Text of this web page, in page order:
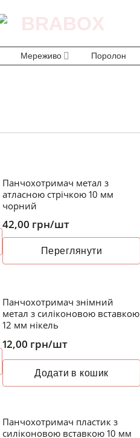
Мереживо Поролон
НЕМАЄ В НАЯВНОСТІ
Панчохотримач метал з
атласною стрічкою 10 мм
чорний
42,00 грн/шт
Переглянути
Панчохотримач знімний
метал з силіконовою вставкою
12 мм нікель
12,00 грн/шт
Додати в кошик
Панчохотримач пластик з
силіконовою вставкою 10 мм